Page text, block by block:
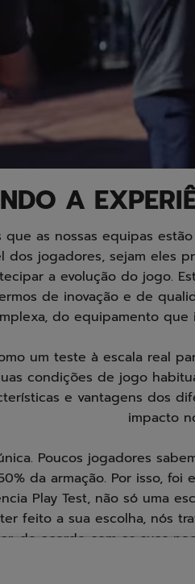
A
que as nossas equipas
dos jogadores, sejam eles
a evolução do jogo.
de inovação e de
do equipamento que
um teste à escala real
condições de jogo
e vantagens dos
impacto
Poucos jogadores
da armação. Por isso,
Play Test, não só uma
feito a sua escolha, nós
de acordo com as suas